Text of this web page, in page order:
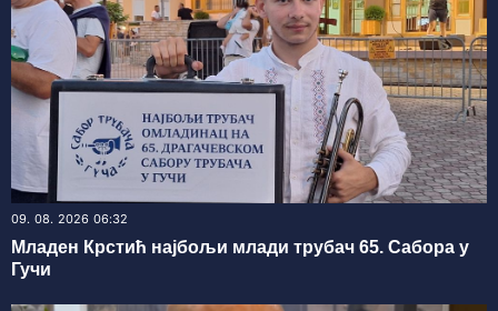
09. 08. 2026 06:32
Младен Крстић најбољи млади трубач 65. Сабора у
Гучи